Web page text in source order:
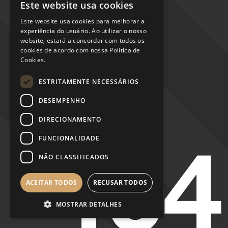
404
ENGLISH
PORTUGUESE
ITALIAN
GERMAN
Este website usa cookies
Este website usa cookies para melhorar a
experiência do usuário. Ao utilizar o nosso
website, estará a concordar com todos os
cookies de acordo com nossa Política de
Cookies.
ESTRITAMENTE NECESSÁRIOS
DESEMPENHO
DIRECIONAMENTO
FUNCIONALIDADE
NÃO CLASSIFICADOS
ACEITAR TODOS RECUSAR TODOS
MOSTRAR DETALHES